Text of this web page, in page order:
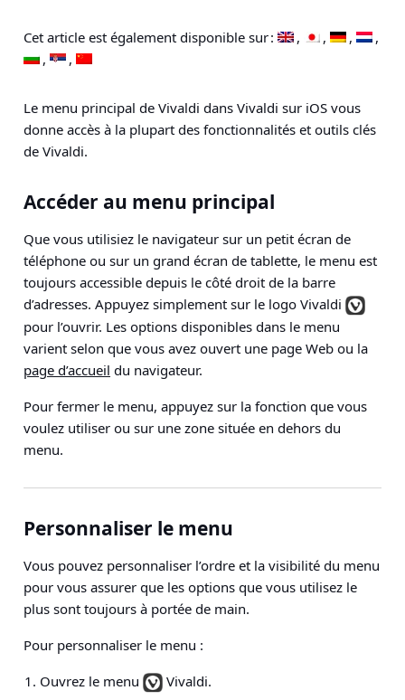
Cet article est également disponible sur :
Le menu principal de Vivaldi dans Vivaldi sur iOS vous
donne accès à la plupart des fonctionnalités et outils clés
de Vivaldi.
Accéder au menu principal
Que vous utilisiez le navigateur sur un petit écran de
téléphone ou sur un grand écran de tablette, le menu est
toujours accessible depuis le côté droit de la barre
d’adresses. Appuyez simplement sur le logo Vivaldi
pour l’ouvrir. Les options disponibles dans le menu
varient selon que vous avez ouvert une page Web ou la
page d’accueil du navigateur.
Pour fermer le menu, appuyez sur la fonction que vous
voulez utiliser ou sur une zone située en dehors du
menu.
Personnaliser le menu
Vous pouvez personnaliser l’ordre et la visibilité du menu
pour vous assurer que les options que vous utilisez le
plus sont toujours à portée de main.
Pour personnaliser le menu :
Ouvrez le menu
Vivaldi.